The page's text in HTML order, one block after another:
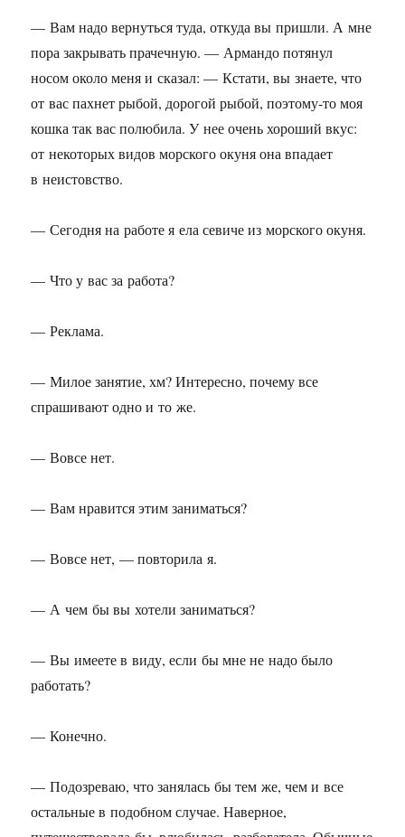
— Вам надо вернуться туда, откуда вы пришли. А мне
пора закрывать прачечную. — Армандо потянул
носом около меня и сказал: — Кстати, вы знаете, что
от вас пахнет рыбой, дорогой рыбой, поэтому-то моя
кошка так вас полюбила. У нее очень хороший вкус:
от некоторых видов морского окуня она впадает
в неистовство.
— Сегодня на работе я ела севиче из морского окуня.
— Что у вас за работа?
— Реклама.
— Милое занятие, хм? Интересно, почему все
спрашивают одно и то же.
— Вовсе нет.
— Вам нравится этим заниматься?
— Вовсе нет, — повторила я.
— А чем бы вы хотели заниматься?
— Вы имеете в виду, если бы мне не надо было
работать?
— Конечно.
— Подозреваю, что занялась бы тем же, чем и все
остальные в подобном случае. Наверное,